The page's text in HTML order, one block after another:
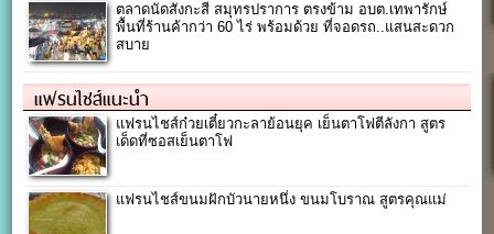
ตลาดนัดสังกะสี สมุทรปราการ ตรงข้าม อบต.เทพารักษ์
พื้นที่ร้านค้ากว่า 60 ไร่ พร้อมด้วย ที่จอดรถ..แสนสะดวก
สบาย
แฟรนไชส์แนะนำ
แฟรนไชส์ก๋วยเตี๋ยวกะลาย้อนยุค เย็นตาโฟตีลังกา สูตร
เด็ดที่ซอสเย็นตาโฟ
แฟรนไชส์ขนมฝักบัวนายหนึ่ง ขนมโบราณ สูตรคุณแม่